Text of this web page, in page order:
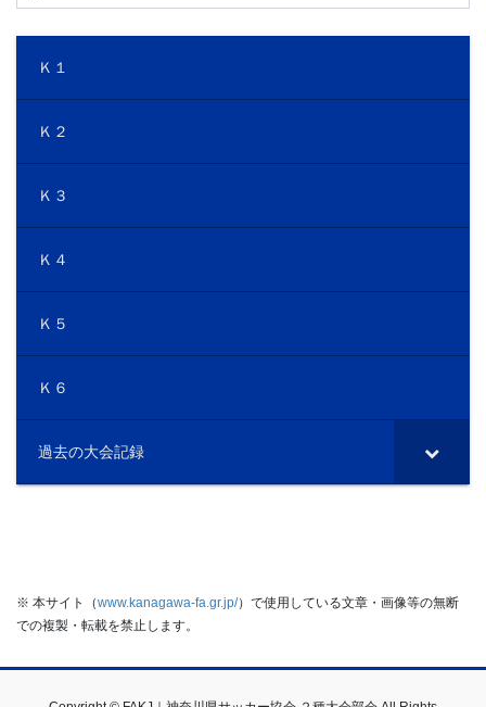
Ｋ１
Ｋ２
Ｋ３
Ｋ４
Ｋ５
Ｋ６
過去の大会記録
※ 本サイト（www.kanagawa-fa.gr.jp/）で使用している文章・画像等の無断
での複製・転載を禁止します。